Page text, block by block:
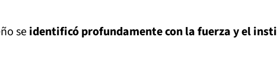
seidentificó profundamente con la fuerza y el